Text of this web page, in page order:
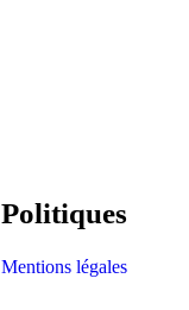
Politiques
Mentions légales